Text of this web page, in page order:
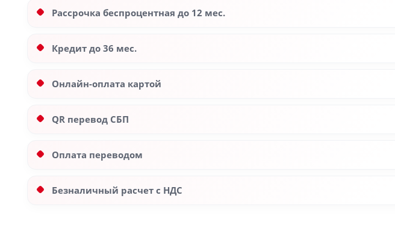
Рассрочка беспроцентная до 12 мес.
Кредит до 36 мес.
Онлайн-оплата картой
QR перевод СБП
Оплата переводом
Безналичный расчет с НДС